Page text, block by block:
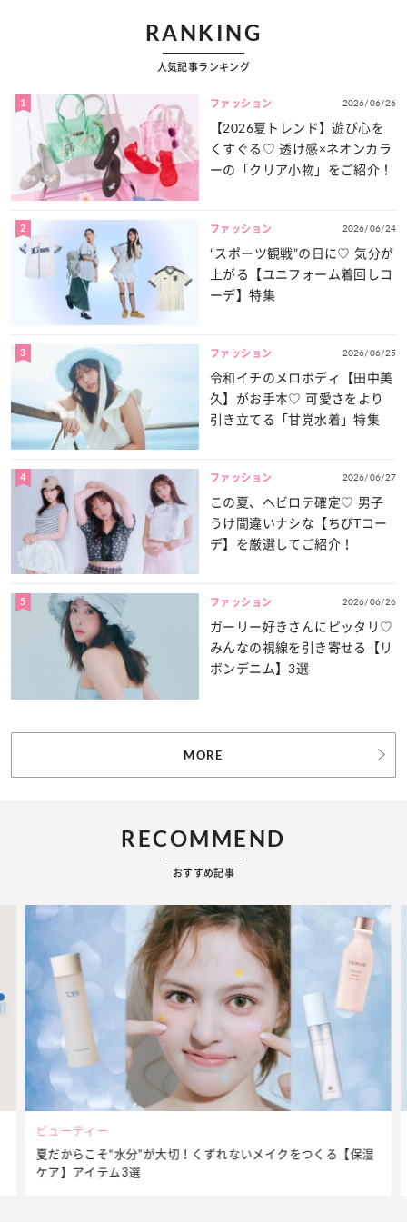
RANKING
人気記事ランキング
1 ファッション 2026/06/26
【2026夏トレンド】遊び心を
くすぐる♡ 透け感×ネオンカラ
ーの「クリア小物」をご紹介！
2 ファッション 2026/06/24
“スポーツ観戦”の日に♡ 気分が
上がる【ユニフォーム着回しコ
ーデ】特集
3 ファッション 2026/06/25
令和イチのメロボディ【田中美
久】がお手本♡ 可愛さをより
引き立てる「甘党水着」特集
4 ファッション 2026/06/27
この夏、ヘビロテ確定♡ 男子
うけ間違いナシな【ちびTコー
デ】を厳選してご紹介！
5 ファッション 2026/06/26
ガーリー好きさんにピッタリ♡
みんなの視線を引き寄せる【リ
ボンデニム】3選
MORE
RECOMMEND
おすすめ記事
ビューティー
夏だからこそ“水分”が大切！くずれないメイクをつくる【保湿
ケア】アイテム3選